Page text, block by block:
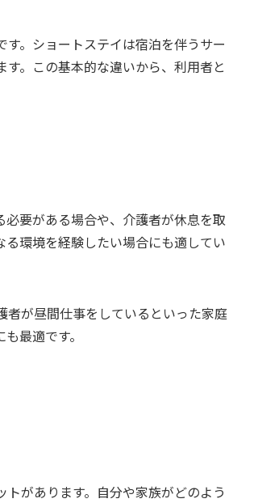
。ショートステイは宿泊を伴うサー
。この基本的な違いから、利用者と
要がある場合や、介護者が休息を取
環境を経験したい場合にも適してい
が昼間仕事をしているといった家庭
最適です。
があります。自分や家族がどのよう